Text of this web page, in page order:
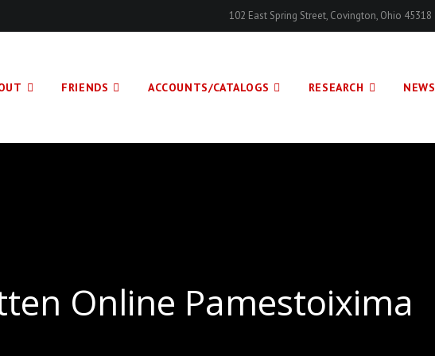
102 East Spring Street, Covington, Ohio 45318
FRIENDS ACCOUNTS/CATALOGS RESEARCH NEWS
Online Pamestoixima